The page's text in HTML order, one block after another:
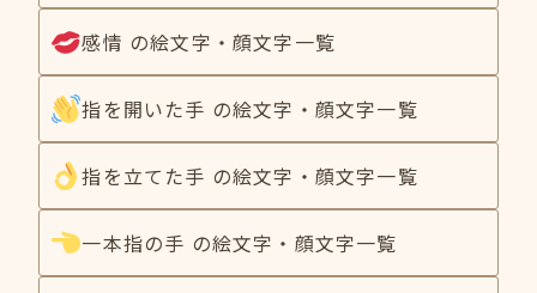
感情 の絵文字・顔文字一覧
指を開いた手 の絵文字・顔文字一覧
指を立てた手 の絵文字・顔文字一覧
一本指の手 の絵文字・顔文字一覧